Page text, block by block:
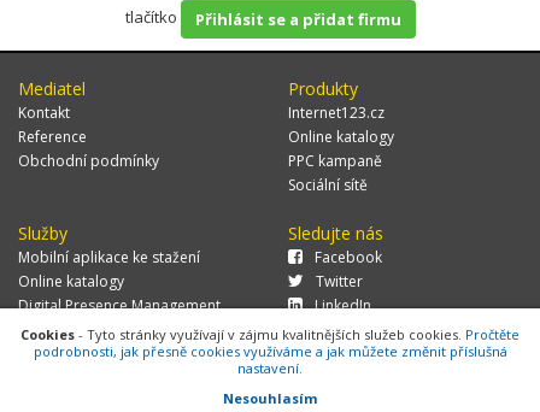
tlačítko
Přihlásit se a přidat firmu
Mediatel
Kontakt
Reference
Obchodní podmínky
Produkty
Internet123.cz
Online katalogy
PPC kampaně
Sociální sítě
Služby
Mobilní aplikace ke stažení
Online katalogy
Digital Presence Management
Více zákazníků
Sledujte nás
Facebook
Twitter
LinkedIn
© 2026 MEDIATEL CZ, s.r.o.,Za Potokem 46/4, 106 00 Praha 10, tel.:
Cookies - Tyto stránky využívají v zájmu kvalitnějších služeb cookies. Pročtěte
podrobnosti, jak přesně cookies využíváme a jak můžete změnit příslušná
nastavení.
Nesouhlasím